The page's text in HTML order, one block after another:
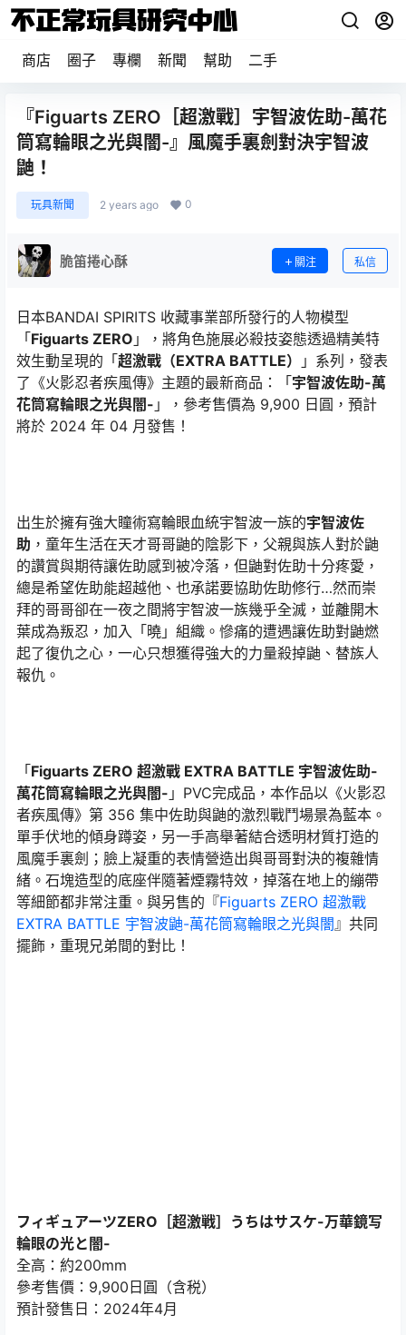
商店 圈子 專欄 新聞 幫助 二手
『Figuarts ZERO［超激戰］宇智波佐助-萬花
筒寫輪眼之光與闇-』風魔手裏劍對決宇智波
鼬！
玩具新聞 2 years ago 0
脆笛捲心酥 關注 私信
日本BANDAI SPIRITS 收藏事業部所發行的人物模型
「Figuarts ZERO 」，將角色施展必殺技姿態透過精美特
效生動呈現的「超激戰（EXTRA BATTLE）
」系列，發表
了《火影忍者疾風傳》主題的最新商品：「宇智波佐助-萬
花筒寫輪眼之光與闇- 」，參考售價為 9,900 日圓，預計
將於 2024 年 04 月發售！
出生於擁有強大瞳術寫輪眼血統宇智波一族的宇智波佐
助 ，童年生活在天才哥哥鼬的陰影下，父親與族人對於鼬
的讚賞與期待讓佐助感到被冷落，但鼬對佐助十分疼愛，
總是希望佐助能超越他、也承諾要協助佐助修行…然而崇
拜的哥哥卻在一夜之間將宇智波一族幾乎全滅，並離開木
葉成為叛忍，加入「曉」組織。慘痛的遭遇讓佐助對鼬燃
起了復仇之心，一心只想獲得強大的力量殺掉鼬、替族人
報仇。
「Figuarts ZERO 超激戰 EXTRA BATTLE 宇智波佐助-
萬花筒寫輪眼之光與闇- 」PVC完成品，本作品以《火影忍
者疾風傳》第 356 集中佐助與鼬的激烈戰鬥場景為藍本。
單手伏地的傾身蹲姿，另一手高舉著結合透明材質打造的
風魔手裏劍；臉上凝重的表情營造出與哥哥對決的複雜情
緒。石塊造型的底座伴隨著煙霧特效，掉落在地上的繃帶
等細節都非常注重。與另售的『Figuarts ZERO 超激戰
EXTRA BATTLE 宇智波鼬-萬花筒寫輪眼之光與闇』共同
擺飾，重現兄弟間的對比！
フィギュアーツZERO［超激戦］うちはサスケ-万華鏡写
輪眼の光と闇-
全高：約200mm
參考售價：9,900日圓（含税）
預計發售日：2024年4月